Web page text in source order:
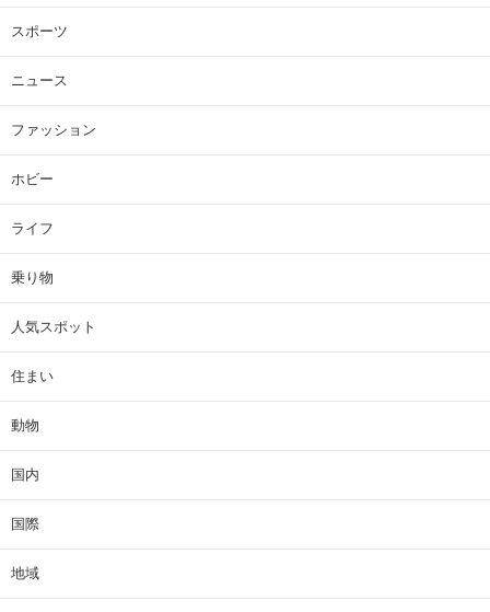
スポーツ
ニュース
ファッション
ホビー
ライフ
乗り物
人気スポット
住まい
動物
国内
国際
地域